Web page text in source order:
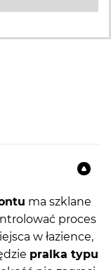
ma szklane
proces
w łazience,
pralka typu